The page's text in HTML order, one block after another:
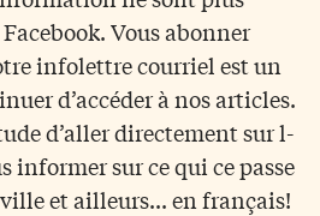
Vous abonner
infolettre courriel est un
d’accéder à nos articles.
d’aller directement sur l-
informer sur ce qui ce passe
et ailleurs... en français!